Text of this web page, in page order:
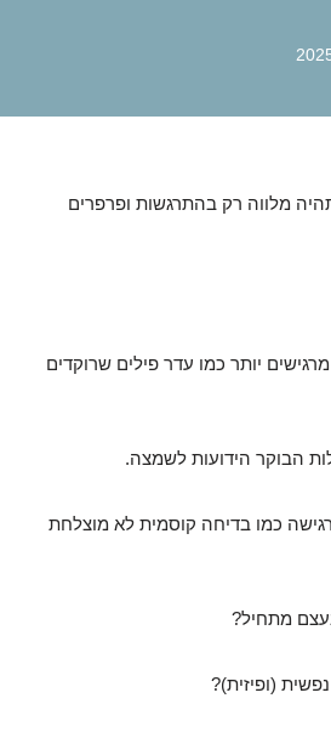
מלווה רק בהתרגשות ופרפרים
יותר כמו עדר פילים שרוקדים
הבוקר הידועות לשמצה.
כמו בדיחה קוסמית לא מוצלחת
מתחיל?
(ופיזית)?